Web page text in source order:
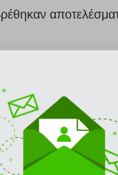
Εγγραφή στο newsletter